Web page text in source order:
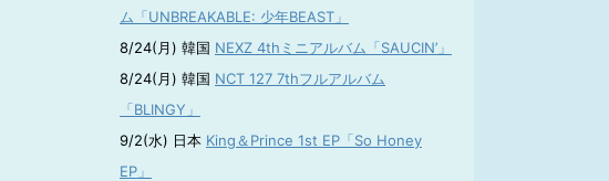
ム「UNBREAKABLE: 少年BEAST」
8/24(月) 韓国 NEXZ 4thミニアルバム「SAUCIN’」
8/24(月) 韓国 NCT 127 7thフルアルバム
「BLINGY」
9/2(水) 日本 King＆Prince 1st EP「So Honey
EP」